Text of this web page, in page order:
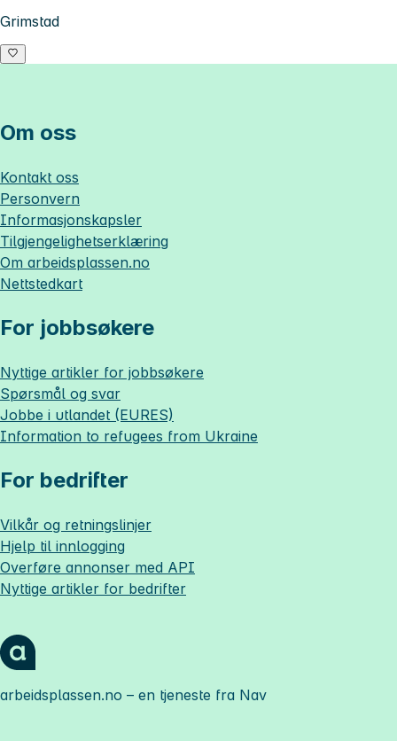
Grimstad
Om oss
Kontakt oss
Personvern
Informasjonskapsler
Tilgjengelighetserklæring
Om arbeidsplassen.no
Nettstedkart
For jobbsøkere
Nyttige artikler for jobbsøkere
Spørsmål og svar
Jobbe i utlandet (EURES)
Information to refugees from Ukraine
For bedrifter
Vilkår og retningslinjer
Hjelp til innlogging
Overføre annonser med API
Nyttige artikler for bedrifter
arbeidsplassen.no – en tjeneste fra Nav